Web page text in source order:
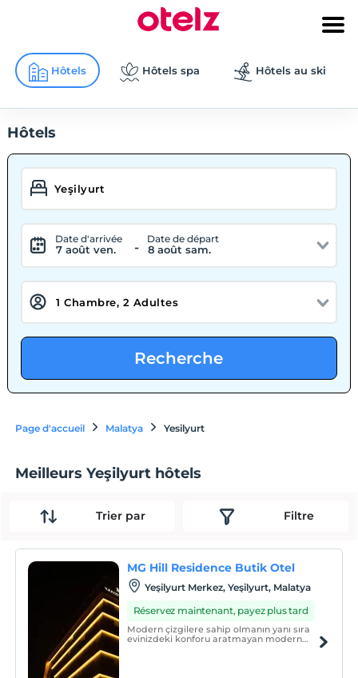
Hôtels Hôtels spa Hôtels au ski
Hôtels
Date d'arrivée
7 août ven. -
Date de départ
8 août sam.
Recherche
Page d'accueil Malatya Yesilyurt
Meilleurs Yeşilyurt hôtels
Trier par Filtre
MG Hill Residence Butik Otel
Yeşilyurt Merkez, Yeşilyurt, Malatya
Réservez maintenant, payez plus tard
Modern çizgilere sahip olmanın yanı sıra
evinizdeki konforu aratmayan modern